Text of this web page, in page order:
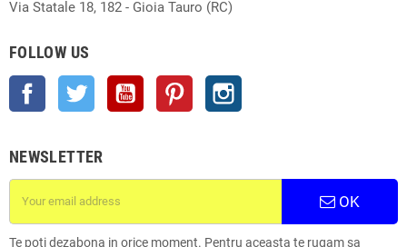
Via Statale 18, 182 - Gioia Tauro (RC)
FOLLOW US
Facebook Twitter YouTube Pinterest
NEWSLETTER
OK
Te poti dezabona in orice moment. Pentru aceasta te rugam sa